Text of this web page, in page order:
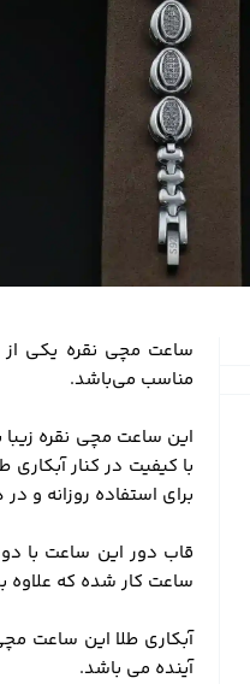
ساعت مچی نقره یکی از
مناسب می‌باشد.
با کیفیت در کنار
برای استفاده روزانه و
قاب دور این ساعت با
ساعت کار شده که علاوه
آبکاری طلا این ساعت
آینده می باشد.